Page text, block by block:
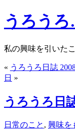
うろう
私の興味を引いた
« うろうろ日誌
日 »
うろうろ日
日常のこと , 興味を